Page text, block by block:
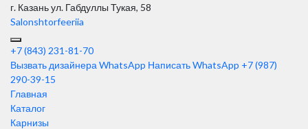
г. Казаньул. Габдуллы Тукая, 58
Salonshtorfeeriia
+7 (843) 231-81-70
Вызвать дизайнера WhatsApp Написать WhatsApp +7 (987)
290-39-15
Главная
Каталог
Карнизы